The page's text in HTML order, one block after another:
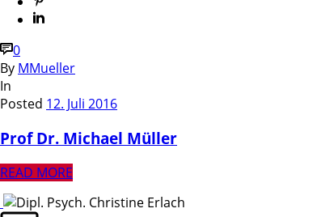
0
By MMueller
In
Posted 12. Juli 2016
Prof Dr. Michael Müller
READ MORE